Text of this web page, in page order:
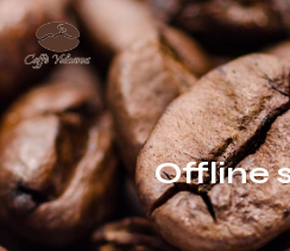
Offline